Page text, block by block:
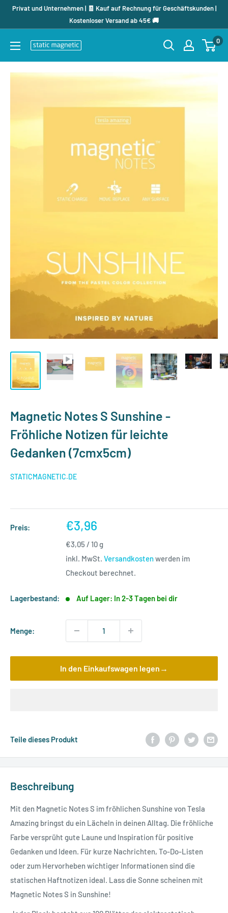
DirektPrivat und Unternehmen | 🧾 Kauf auf Rechnung für Geschäftskunden |
Kostenloser Versand ab 45€ 🚚
staticmagnetic.de
0
Magnetic Notes S Sunshine -
Fröhliche Notizen für leichte
Gedanken (7cmx5cm)
STATICMAGNETIC.DE
Preis: Sonderpreis
€3,96
€3,05 /10g
inkl. MwSt. Versandkostenwerden im
Checkout berechnet.
Lagerbestand: Auf Lager: In 2-3 Tagen bei dir
Menge:
In den Einkaufswagen legen→
Teile dieses Produkt
Beschreibung
Mit den Magnetic Notes S im fröhlichen Sunshine von Tesla
Amazing bringst du ein Lächeln in deinen Alltag. Die fröhliche
Farbe versprüht gute Laune und Inspiration für positive
Gedanken und Ideen. Für kurze Nachrichten, To-Do-Listen
oder zum Hervorheben wichtiger Informationen sind die
statischen Haftnotizen ideal. Lass die Sonne scheinen mit
Magnetic Notes S in Sunshine!